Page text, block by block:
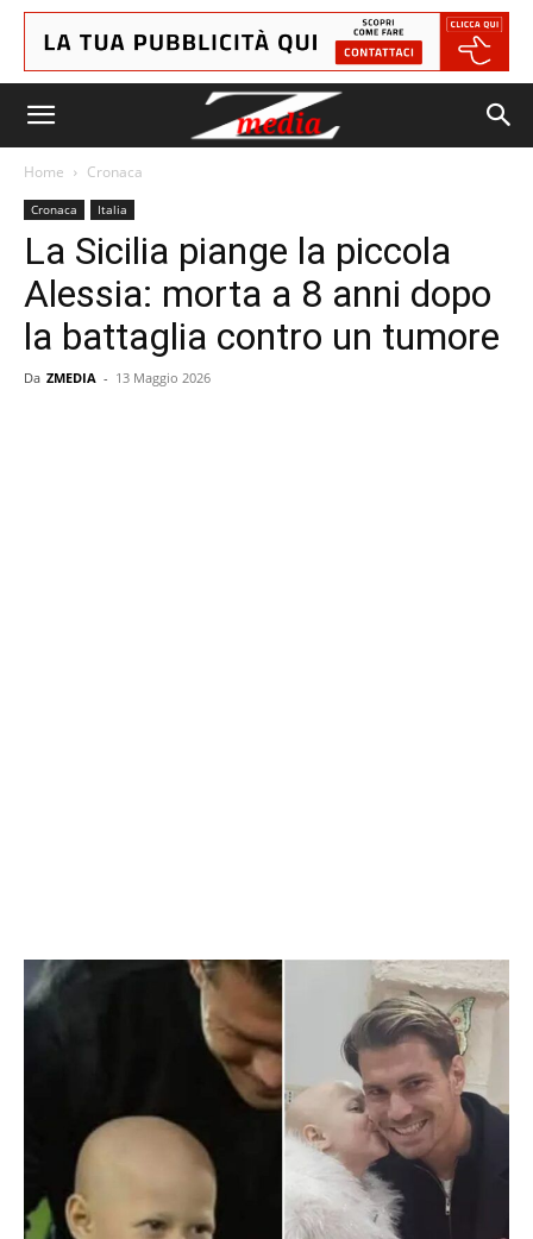
Home Cronaca
Cronaca Italia
La Sicilia piange la piccola
Alessia: morta a 8 anni dopo
la battaglia contro un tumore
Da ZMEDIA - 13 Maggio 2026